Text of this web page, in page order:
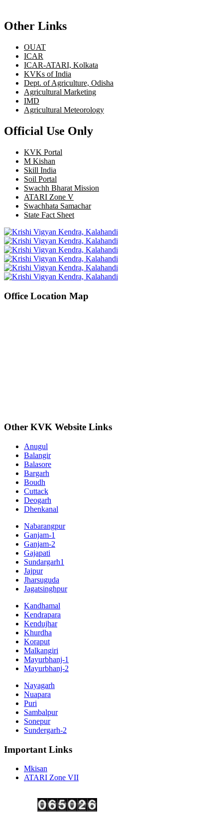
Other Links
OUAT
ICAR
ICAR-ATARI, Kolkata
KVKs of India
Dept. of Agriculture, Odisha
Agricultural Marketing
IMD
Agricultural Meteorology
Official Use Only
KVK Portal
M Kishan
Skill India
Soil Portal
Swachh Bharat Mission
ATARI Zone V
Swachhata Samachar
State Fact Sheet
Office Location Map
Other KVK Website Links
Anugul
Balangir
Balasore
Bargarh
Boudh
Cuttack
Deogarh
Dhenkanal
Nabarangpur
Ganjam-1
Ganjam-2
Gajapati
Sundargarh1
Jajpur
Jharsuguda
Jagatsinghpur
Kandhamal
Kendrapara
Kendujhar
Khurdha
Koraput
Malkangiri
Mayurbhanj-1
Mayurbhanj-2
Nayagarh
Nuapara
Puri
Sambalpur
Sonepur
Sundergarh-2
Important Links
Mkisan
ATARI Zone VII